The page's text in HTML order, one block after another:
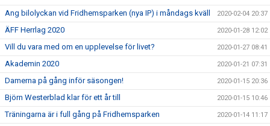
Ang bilolyckan vid Fridhemsparken (nya IP) i måndags kväll 2020-02-04 20:37
ÄFF Herrlag 2020 2020-01-28 12:02
Vill du vara med om en upplevelse för livet? 2020-01-27 08:41
Akademin 2020 2020-01-21 07:31
Damerna på gång inför säsongen! 2020-01-15 20:36
Björn Westerblad klar för ett år till 2020-01-15 10:46
Träningarna är i full gång på Fridhemsparken 2020-01-14 11:17